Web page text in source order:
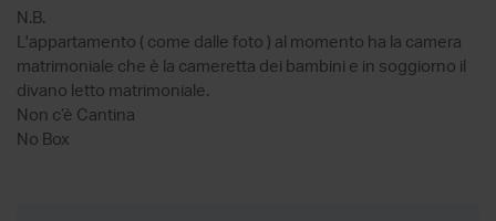
N.B.
L'appartamento ( come dalle foto ) al momento ha la camera
matrimoniale che è la cameretta dei bambini e in soggiorno il
divano letto matrimoniale.
Non c’è Cantina
No Box